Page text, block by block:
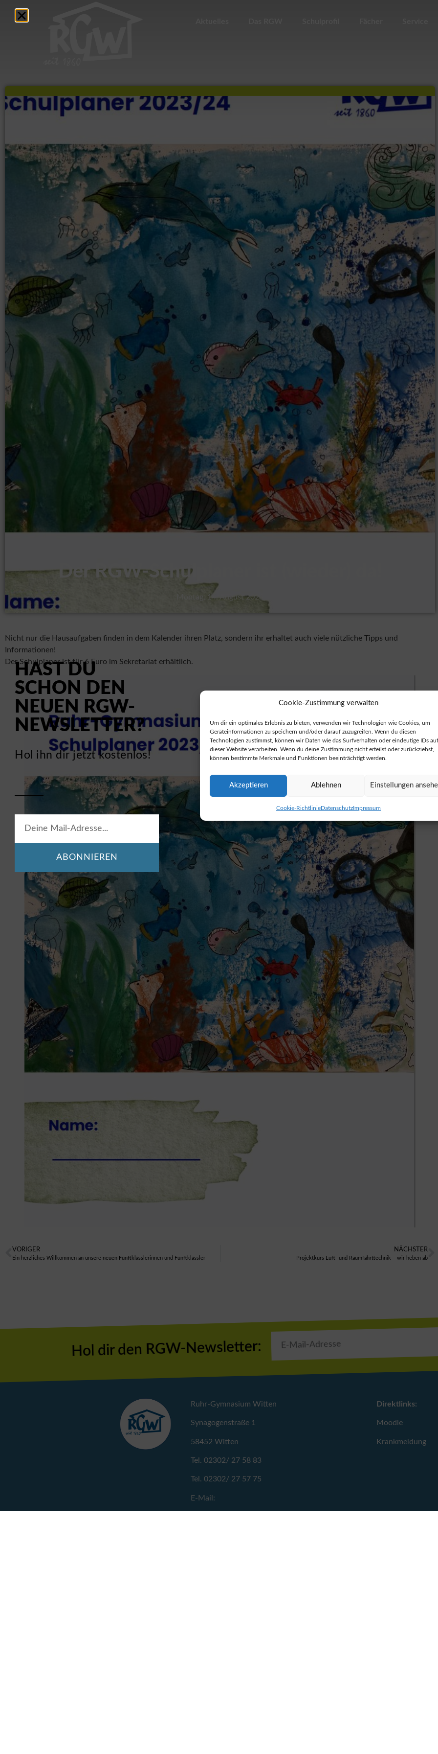
Cookie-Zustimmung verwalten
Um dir ein optimales Erlebnis zu bieten, verwenden wir Technologien wie Cookies, um
Geräteinformationen zu speichern und/oder darauf zuzugreifen. Wenn du diesen
Technologien zustimmst, können wir Daten wie das Surfverhalten oder eindeutige IDs auf
dieser Website verarbeiten. Wenn du deine Zustimmung nicht erteilst oder zurückziehst,
können bestimmte Merkmale und Funktionen beeinträchtigt werden.
Akzeptieren Ablehnen Einstellungen
Cookie-RichtlinieDatenschutzImpressum
Der RGW-Schulplaner ist (wieder) da!
Montag, 14. August 2023
Nicht nur die Hausaufgaben finden in dem Kalender ihren Platz, sondern ihr erhaltet auch viele nützliche Tipps und
Informationen!
Der Schulplaner ist für 6 Euro im Sekretariat erhältlich.
VORIGER
Ein herzliches Willkommen an unsere neuen Fünftklässlerinnen und Fünftklässler
NÄCHSTER
Projektkurs Luft- und Raumfahrttechnik – wir heben ab
Hol dir den RGW-Newsletter:
Ruhr-Gymnasium Witten
Synagogenstraße 1
58452 Witten
Tel. 02302/ 27 58 83
Tel. 02302/ 27 57 75
E-Mail:
Direktlinks:
Moodle
Krankmeldung
HAST DU
SCHON DEN
NEUEN RGW-
NEWSLETTER?
Hol ihn dir jetzt kostenlos!
ABONNIEREN